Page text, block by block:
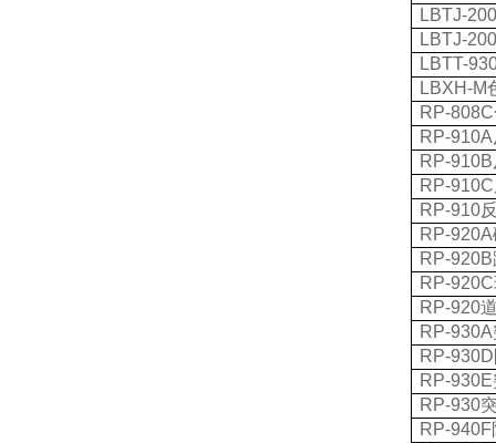
LBTJ-
LBTJ-
LBTT-
LBXH-M
RP-808C
RP-910A
RP-910B
RP-910C
RP-910
RP-920A
RP-920B
RP-920C
RP-920
RP-930A
RP-930D
RP-930E
RP-930
RP-940F